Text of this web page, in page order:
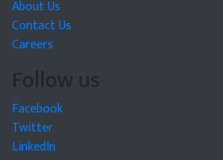
About Us
Contact Us
Careers
Follow us
Facebook
Twitter
LinkedIn